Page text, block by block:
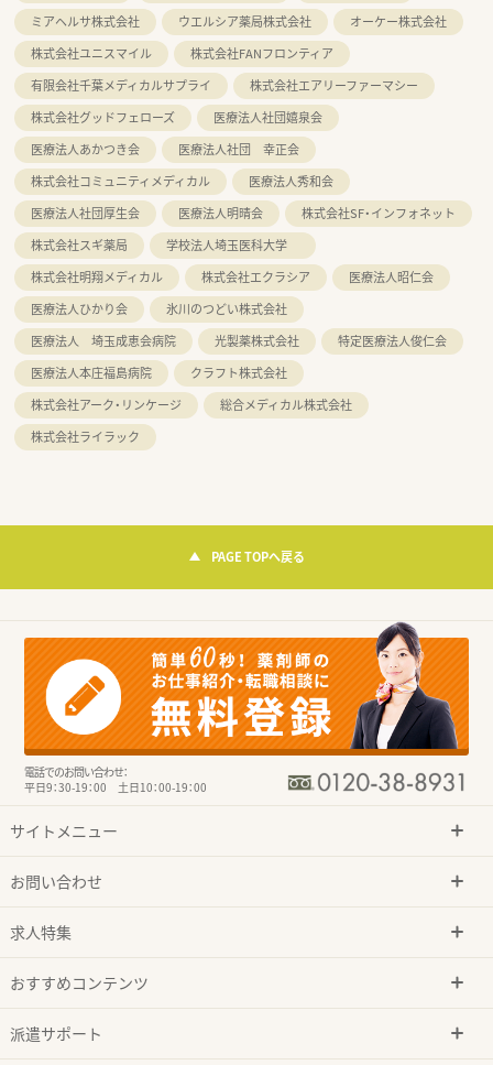
ミアヘルサ株式会社
ウエルシア薬局株式会社
オーケー株式会社
株式会社ユニスマイル
株式会社FANフロンティア
有限会社千葉メディカルサプライ
株式会社エアリーファーマシー
株式会社グッドフェローズ
医療法人社団嬉泉会
医療法人あかつき会
医療法人社団 幸正会
株式会社コミュニティメディカル
医療法人秀和会
医療法人社団厚生会
医療法人明晴会
株式会社SF・インフォネット
株式会社スギ薬局
学校法人埼玉医科大学
株式会社明翔メディカル
株式会社エクラシア
医療法人昭仁会
医療法人ひかり会
氷川のつどい株式会社
医療法人 埼玉成恵会病院
光製薬株式会社
特定医療法人俊仁会
医療法人本庄福島病院
クラフト株式会社
株式会社アーク・リンケージ
総合メディカル株式会社
株式会社ライラック
PAGE TOPへ戻る
電話でのお問い合わせ：
平日9：30-19：00 土日10：00-19：00
サイトメニュー
お問い合わせ
求人特集
おすすめコンテンツ
派遣サポート